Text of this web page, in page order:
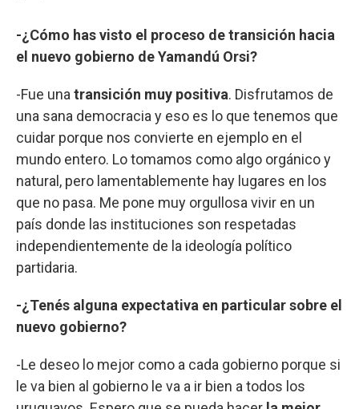
-¿Cómo has visto el proceso de transición hacia
el nuevo gobierno de Yamandú Orsi?
-Fue una transición muy positiva. Disfrutamos de
una sana democracia y eso es lo que tenemos que
cuidar porque nos convierte en ejemplo en el
mundo entero. Lo tomamos como algo orgánico y
natural, pero lamentablemente hay lugares en los
que no pasa. Me pone muy orgullosa vivir en un
país donde las instituciones son respetadas
independientemente de la ideología político
partidaria.
-¿Tenés alguna expectativa en particular sobre el
nuevo gobierno?
-Le deseo lo mejor como a cada gobierno porque si
le va bien al gobierno le va a ir bien a todos los